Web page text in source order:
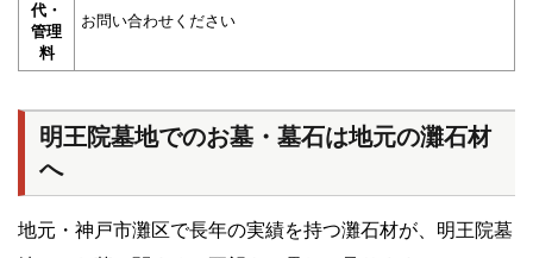
代・
管理
料
お問い合わせください
明王院墓地でのお墓・墓石は地元の灘石材
へ
地元・神戸市灘区で長年の実績を持つ灘石材が、明王院墓